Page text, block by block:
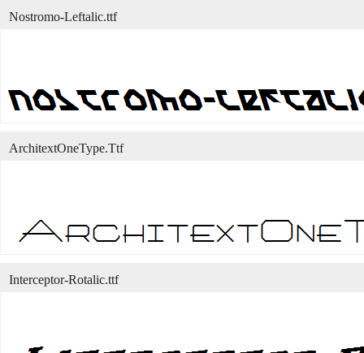
Nostromo-Leftalic.ttf
ArchitextOneType.Ttf
Interceptor-Rotalic.ttf